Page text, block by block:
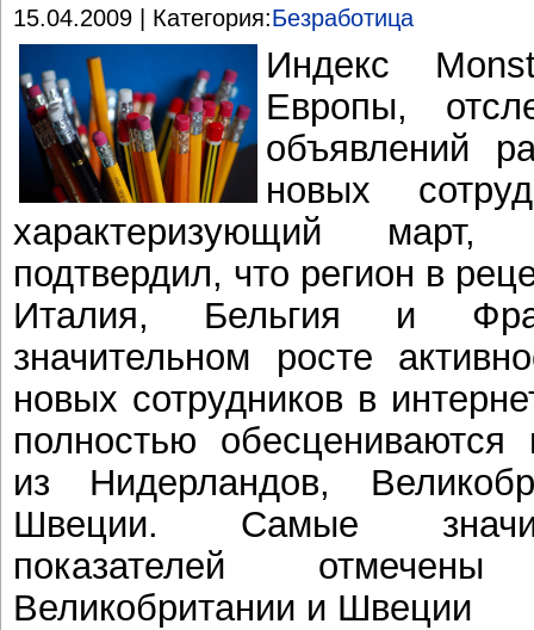
15.04.2009 | Категория:Безработица
Индекс
Европы,
объявлений
новых
характеризующий
подтвердил, что регион в
Италия, Бельгия и
значительном росте
новых сотрудников в
полностью обесцениваются
из Нидерландов,
Швеции. Самые
показателей
Великобритании и Швеции